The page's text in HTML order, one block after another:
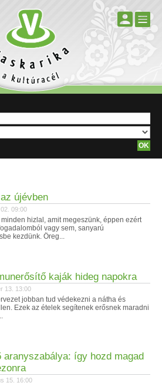
újévben
09:00
hizlal, amit megeszünk, éppen ezért
vagy sem, sanyarú
kezdünk. Öreg...
kaják hideg napokra
13. 13:00
jobban tud védekezni a nátha és
Ezek az ételek segítenek erősnek maradni
így hozd magad
15. 16:00